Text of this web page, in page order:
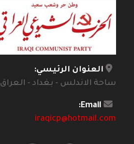
العنوان الرئيسي:
ساحة الاندلس - بغداد - العراق
Email:
iraqicp@hotmail.com